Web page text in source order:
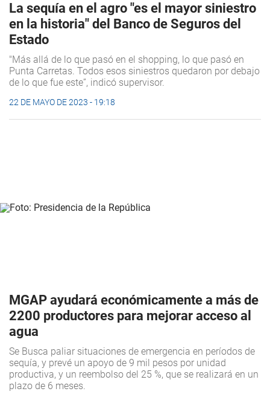
La sequía en el agro "es el mayor siniestro
en la historia" del Banco de Seguros del
Estado
"Más allá de lo que pasó en el shopping, lo que pasó en
Punta Carretas. Todos esos siniestros quedaron por debajo
de lo que fue este”, indicó supervisor.
22 DE MAYO DE 2023 - 19:18
MGAP ayudará económicamente a más de
2200 productores para mejorar acceso al
agua
Se Busca paliar situaciones de emergencia en períodos de
sequía, y prevé un apoyo de 9 mil pesos por unidad
productiva, y un reembolso del 25 %, que se realizará en un
plazo de 6 meses.